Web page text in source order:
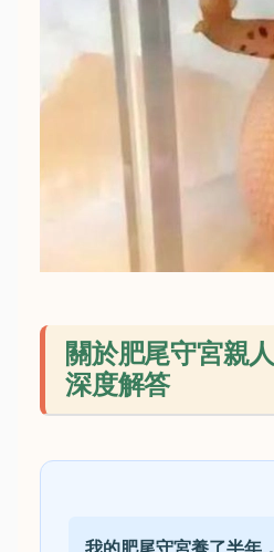
關於肥尾守宮親
深度解答